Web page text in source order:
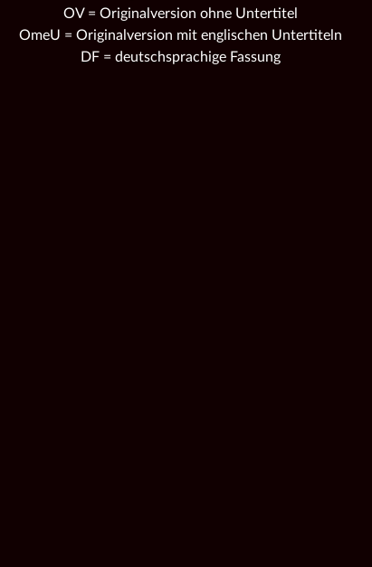
OV = Originalversion ohne Untertitel
OmeU = Originalversion mit englischen Untertiteln
DF = deutschsprachige Fassung